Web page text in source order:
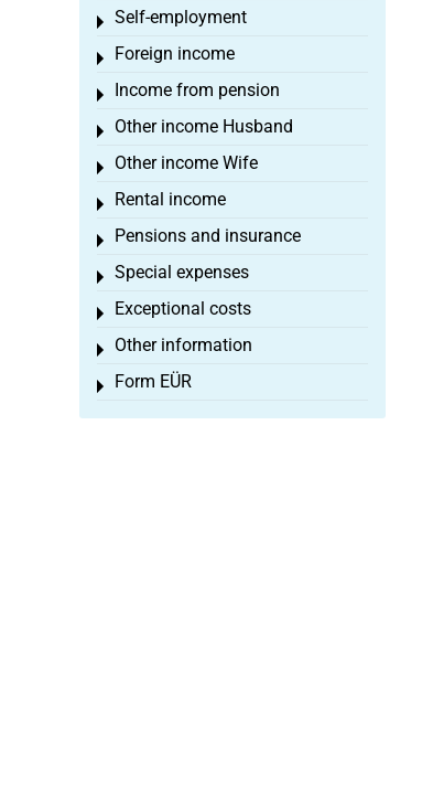
Self-employment
Toggle menu
Foreign income
Toggle menu
Income from pension
Toggle menu
Other income Husband
Toggle menu
Other income Wife
Toggle menu
Rental income
Toggle menu
Pensions and insurance
Toggle menu
Special expenses
Toggle menu
Exceptional costs
Toggle menu
Other information
Toggle menu
Form EÜR
Toggle menu